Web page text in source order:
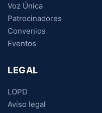
Voz Única
Patrocinadores
Convenios
Eventos
LEGAL
LOPD
Aviso legal